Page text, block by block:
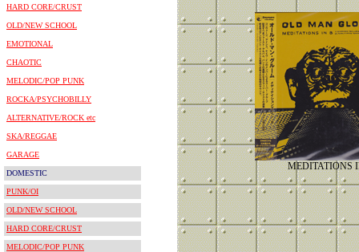
HARD CORE/CRUST
OLD/NEW SCHOOL
EMOTIONAL
CHAOTIC
MELODIC/POP PUNK
ROCKA/PSYCHOBILLY
ALTERNATIVE/ROCK etc
SKA/REGGAE
GARAGE
DOMESTIC
PUNK/OI
OLD/NEW SCHOOL
HARD CORE/CRUST
MELODIC/POP PUNK
MEDITATIONS